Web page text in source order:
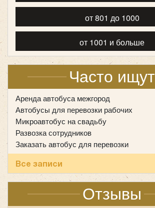
от 801 до 1000
от 1001 и больше
Часто ищут
Аренда автобуса межгород
Автобусы для перевозки рабочих
Микроавтобус на свадьбу
Развозка сотрудников
Заказать автобус для перевозки
Все записи
Отзывы